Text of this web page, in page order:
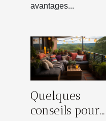
avantages...
Quelques
conseils pour